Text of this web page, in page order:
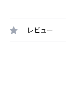
レビュー